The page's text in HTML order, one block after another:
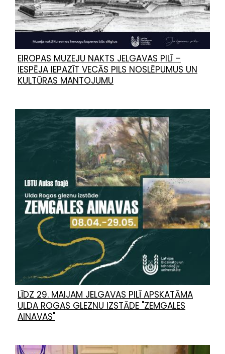
EIROPAS MUZEJU NAKTS JELGAVAS PILĪ –
IESPĒJA IEPAZĪT VECĀS PILS NOSLĒPUMUS UN
KULTŪRAS MANTOJUMU
LĪDZ 29. MAIJAM JELGAVAS PILĪ APSKATĀMA
ULDA ROGAS GLEZNU IZSTĀDE "ZEMGALES
AINAVAS"